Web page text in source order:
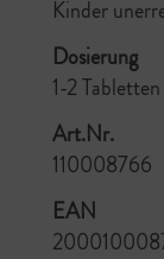
Kinder
Dosierung
1-2
Art.Nr.
110008766
EAN